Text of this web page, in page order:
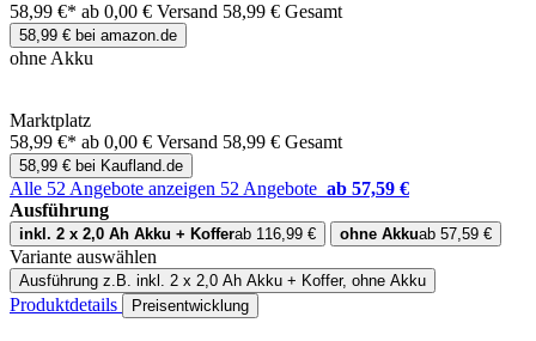
58,99 €* ab 0,00 € Versand 58,99 € Gesamt
58,99 € bei amazon.de
ohne Akku
Marktplatz
58,99 €* ab 0,00 € Versand 58,99 € Gesamt
58,99 € bei Kaufland.de
Alle 52 Angebote anzeigen 52 Angebote ab 57,59 €
Ausführung
inkl. 2 x 2,0 Ah Akku + Kofferab 116,99 € ohne Akkuab 57,59 €
Variante auswählen
Ausführung z.B. inkl. 2 x 2,0 Ah Akku + Koffer, ohne Akku
Produktdetails Preisentwicklung